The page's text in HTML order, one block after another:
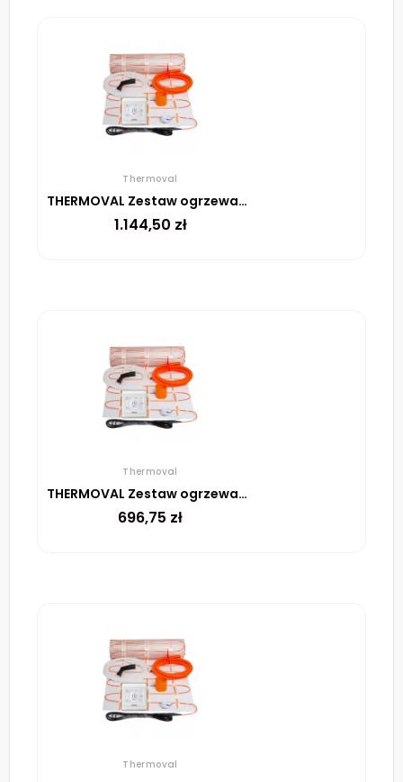
Thermoval
THERMOVAL Zestaw ogrzewania podłogowego – mata TV TO 9m² 170W/m² regulator TT 16 biały
1.144,50 zł
Thermoval
THERMOVAL Zestaw ogrzewania podłogowego – mata TV TO 3,5m² 170W/m² regulator TT 16 biały
696,75 zł
Thermoval